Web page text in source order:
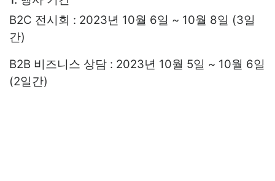
B2C 전시회 : 2023년 10월 6일 ~ 10월 8일 (3일
간)
B2B 비즈니스 상담 : 2023년 10월 5일 ~ 10월 6일
(2일간)